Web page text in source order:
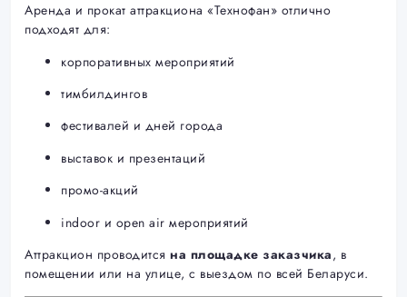
Аренда и прокат аттракциона «Технофан» отлично
подходят для:
корпоративных мероприятий
тимбилдингов
фестивалей и дней города
выставок и презентаций
промо-акций
indoor и open air мероприятий
Аттракцион проводится на площадке заказчика, в
помещении или на улице, с выездом по всей Беларуси.